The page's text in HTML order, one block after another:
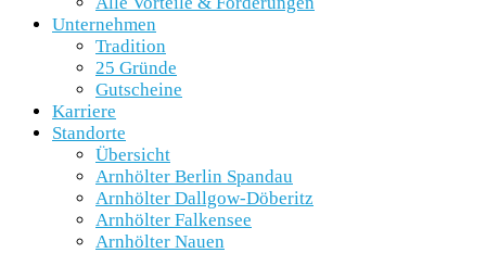
Unternehmen
Tradition
25 Gründe
Gutscheine
Karriere
Standorte
Übersicht
Arnhölter Berlin Spandau
Arnhölter Dallgow-Döberitz
Arnhölter Falkensee
Arnhölter Nauen